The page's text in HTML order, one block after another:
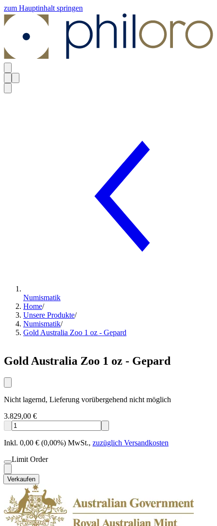
zum Hauptinhalt springen
Numismatik
Home/
Unsere Produkte/
Numismatik/
Gold Australia Zoo 1 oz - Gepard
Gold Australia Zoo 1 oz - Gepard
Nicht lagernd, Lieferung vorübergehend nicht möglich
3.829,00 €
Inkl. 0,00 € (0,00%) MwSt., zuzüglich Versandkosten
Limit Order
Verkaufen